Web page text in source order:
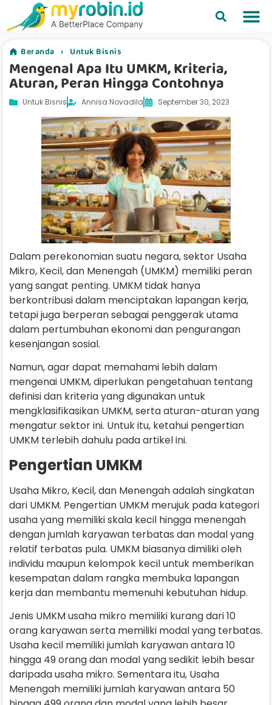
Beranda › Untuk Bisnis
Mengenal Apa Itu UMKM, Kriteria,
Aturan, Peran Hingga Contohnya
Untuk Bisnis Annisa Novadila September 30, 2023
Dalam perekonomian suatu negara, sektor Usaha
Mikro, Kecil, dan Menengah (UMKM) memiliki peran
yang sangat penting. UMKM tidak hanya
berkontribusi dalam menciptakan lapangan kerja,
tetapi juga berperan sebagai penggerak utama
dalam pertumbuhan ekonomi dan pengurangan
kesenjangan sosial.
Namun, agar dapat memahami lebih dalam
mengenai UMKM, diperlukan pengetahuan tentang
definisi dan kriteria yang digunakan untuk
mengklasifikasikan UMKM, serta aturan-aturan yang
mengatur sektor ini. Untuk itu, ketahui pengertian
UMKM terlebih dahulu pada artikel ini.
Pengertian UMKM
Usaha Mikro, Kecil, dan Menengah adalah singkatan
dari UMKM. Pengertian UMKM merujuk pada kategori
usaha yang memiliki skala kecil hingga menengah
dengan jumlah karyawan terbatas dan modal yang
relatif terbatas pula. UMKM biasanya dimiliki oleh
individu maupun kelompok kecil untuk memberikan
kesempatan dalam rangka membuka lapangan
kerja dan membantu memenuhi kebutuhan hidup.
Jenis UMKM usaha mikro memiliki kurang dari 10
orang karyawan serta memiliki modal yang terbatas.
Usaha kecil memiliki jumlah karyawan antara 10
hingga 49 orang dan modal yang sedikit lebih besar
daripada usaha mikro. Sementara itu, Usaha
Menengah memiliki jumlah karyawan antara 50